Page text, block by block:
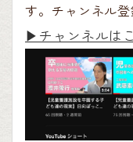
す。チャンネル
▶︎チャンネルは